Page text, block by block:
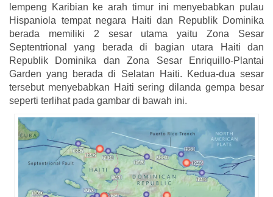
lempeng Karibian ke arah timur ini menyebabkan pulau
Hispaniola tempat negara Haiti dan Republik Dominika
berada memiliki 2 sesar utama yaitu Zona Sesar
Septentrional yang berada di bagian utara Haiti dan
Republik Dominika dan Zona Sesar Enriquillo-Plantai
Garden yang berada di Selatan Haiti. Kedua-dua sesar
tersebut menyebabkan Haiti sering dilanda gempa besar
seperti terlihat pada gambar di bawah ini.